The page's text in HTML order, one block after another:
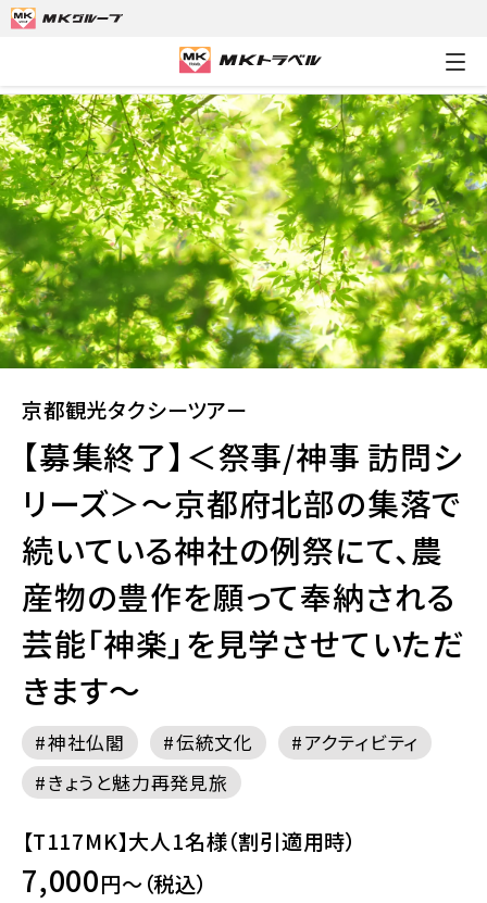
京都観光タクシーツアー 【募集終了】＜祭
京都観光タクシーツアー
【募集終了】＜祭事/神事 訪問シ
リーズ＞～京都府北部の集落で
続いている神社の例祭にて、農
産物の豊作を願って奉納される
芸能「神楽」を見学させていただ
きます～
神社仏閣 伝統文化
アクティビティ
きょうと魅力再発見旅
【T117MK】大人1名様（割引適用時）
7,000円～（税込）